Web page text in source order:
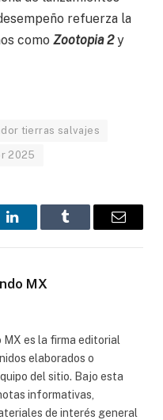
refuerza la
como Zootopia 2y
tierras salvajes
2025
LinkedInTumblr
Correo
MX
MX es la firma editorial
elaborados o
del sitio. Bajo esta
informativas,
de interés general